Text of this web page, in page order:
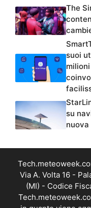
The
suoi
su
Via A. Volta 16 -
(MI) - Codice